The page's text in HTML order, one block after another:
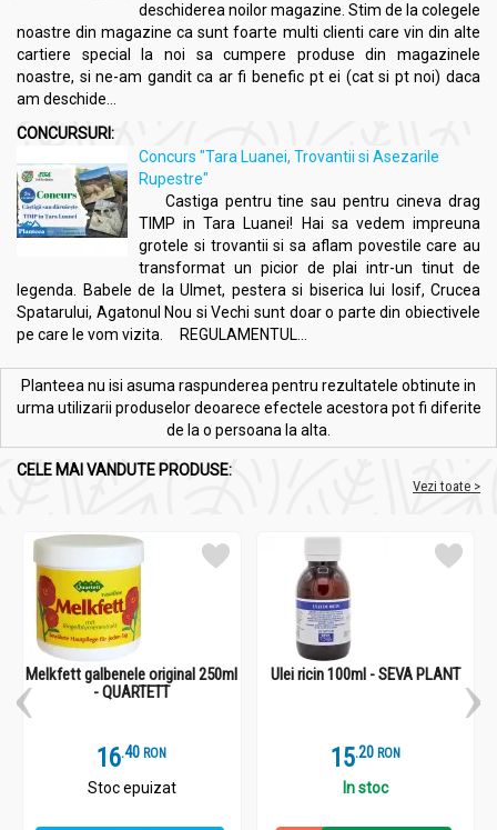
deschiderea noilor magazine. Stim de la colegele
noastre din magazine ca sunt foarte multi clienti care vin din alte
cartiere special la noi sa cumpere produse din magazinele
noastre, si ne-am gandit ca ar fi benefic pt ei (cat si pt noi) daca
am deschide...
CONCURSURI:
Concurs "Tara Luanei, Trovantii si Asezarile
Rupestre"
Castiga pentru tine sau pentru cineva drag
TIMP in Tara Luanei! Hai sa vedem impreuna
grotele si trovantii si sa aflam povestile care au
transformat un picior de plai intr-un tinut de
legenda. Babele de la Ulmet, pestera si biserica lui Iosif, Crucea
Spatarului, Agatonul Nou si Vechi sunt doar o parte din obiectivele
pe care le vom vizita. REGULAMENTUL...
Planteea nu isi asuma raspunderea pentru rezultatele obtinute in
urma utilizarii produselor deoarece efectele acestora pot fi diferite
de la o persoana la alta.
CELE MAI VANDUTE PRODUSE:
Vezi toate >
Melkfett galbenele original 250ml
- QUARTETT
16.4 RON
Stoc epuizat
Ulei ricin 100ml - SEVA PLANT
15.2 RON
In stoc